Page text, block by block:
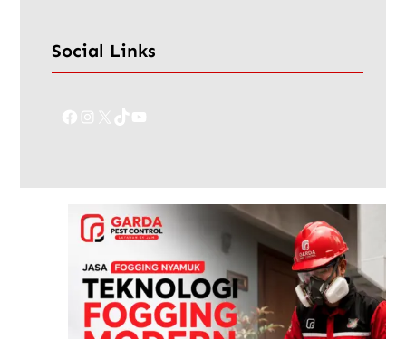
Social Links
Facebook Instagram TikTok YouTube